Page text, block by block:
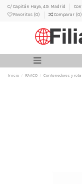
C/ Capitán Haya, 49. Madrid
Favoritos (0) Comparar (0)
Inicio RAACO Contenedores y